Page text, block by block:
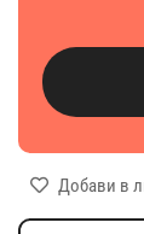
Добави в